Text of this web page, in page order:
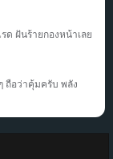
ด ฝันร้ายกองหน้าเลย
ถือว่าคุ้มครับ พลัง